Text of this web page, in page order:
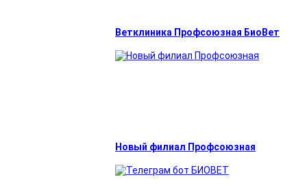
Ветклиника Профсоюзная БиоВет
Новый филиал Профсоюзная